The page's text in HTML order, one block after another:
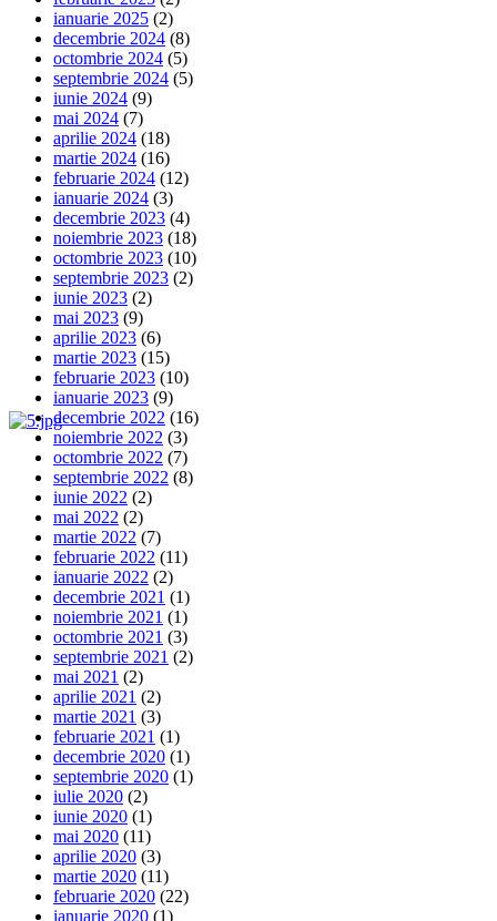
ianuarie 2025 (2)
decembrie 2024 (8)
octombrie 2024 (5)
septembrie 2024 (5)
iunie 2024 (9)
mai 2024 (7)
aprilie 2024 (18)
martie 2024 (16)
februarie 2024 (12)
ianuarie 2024 (3)
decembrie 2023 (4)
noiembrie 2023 (18)
octombrie 2023 (10)
septembrie 2023 (2)
iunie 2023 (2)
mai 2023 (9)
aprilie 2023 (6)
martie 2023 (15)
februarie 2023 (10)
ianuarie 2023 (9)
decembrie 2022 (16)
noiembrie 2022 (3)
octombrie 2022 (7)
septembrie 2022 (8)
iunie 2022 (2)
mai 2022 (2)
martie 2022 (7)
februarie 2022 (11)
ianuarie 2022 (2)
decembrie 2021 (1)
noiembrie 2021 (1)
octombrie 2021 (3)
septembrie 2021 (2)
mai 2021 (2)
aprilie 2021 (2)
martie 2021 (3)
februarie 2021 (1)
decembrie 2020 (1)
septembrie 2020 (1)
iulie 2020 (2)
iunie 2020 (1)
mai 2020 (11)
aprilie 2020 (3)
martie 2020 (11)
februarie 2020 (22)
ianuarie 2020 (1)